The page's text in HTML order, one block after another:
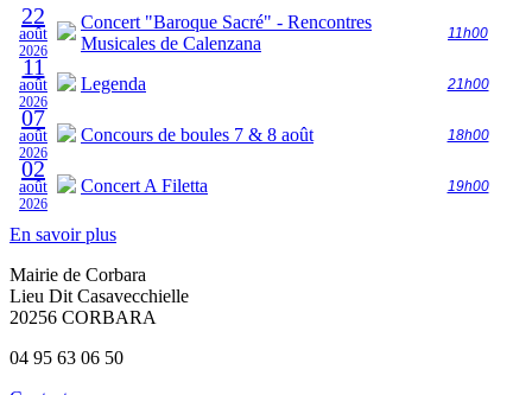
22
août
2026
Concert "Baroque Sacré" - Rencontres
Musicales de Calenzana
11h00
11
août
2026
Legenda 21h00
07
août
2026
Concours de boules 7 & 8 août 18h00
02
août
2026
Concert A Filetta 19h00
En savoir plus
Mairie de Corbara
Lieu Dit Casavecchielle
20256 CORBARA
04 95 63 06 50